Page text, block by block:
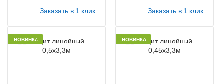
Заказать в 1 клик Заказать в 1 клик
НОВИНКА НОВИНКА